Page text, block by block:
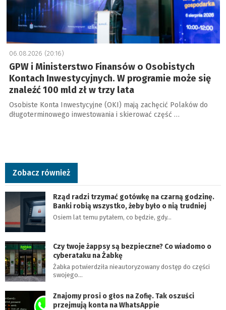
06.08.2026 (20:16)
GPW i Ministerstwo Finansów o Osobistych
Kontach Inwestycyjnych. W programie może się
znaleźć 100 mld zł w trzy lata
Osobiste Konta Inwestycyjne (OKI) mają zachęcić Polaków do
długoterminowego inwestowania i skierować część …
Zobacz również
Rząd radzi trzymać gotówkę na czarną godzinę.
Banki robią wszystko, żeby było o nią trudniej
Osiem lat temu pytałem, co będzie, gdy…
Czy twoje żappsy są bezpieczne? Co wiadomo o
cyberataku na Żabkę
Żabka potwierdziła nieautoryzowany dostęp do części
swojego…
Znajomy prosi o głos na Zofię. Tak oszuści
przejmują konta na WhatsAppie